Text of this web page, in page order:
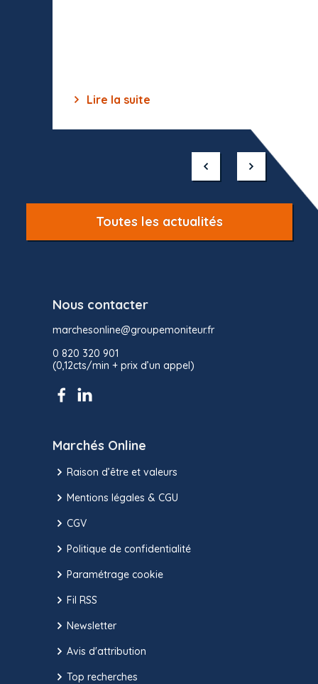
Lire la suite
Toutes les actualités
Nous contacter
marchesonline@groupemoniteur.fr
0 820 320 901
(0,12cts/min + prix d’un appel)
Marchés Online
Raison d’être et valeurs
Mentions légales & CGU
CGV
Politique de confidentialité
Paramétrage cookie
Fil RSS
Newsletter
Avis d'attribution
Top recherches